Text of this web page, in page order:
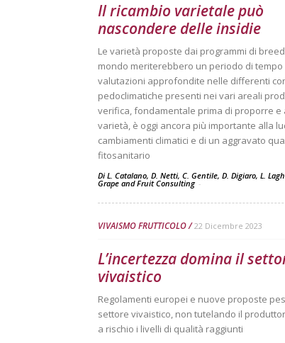
Il ricambio varietale può
nascondere delle insidie
Le varietà proposte dai programmi di
mondo meriterebbero un periodo di
valutazioni approfondite nelle differenti
pedoclimatiche presenti nei vari areali
verifica, fondamentale prima di proporre e
varietà, è oggi ancora più importante alla
cambiamenti climatici e di un aggravato
fitosanitario
Di L. Catalano, D. Netti, C. Gentile, D. Digiaro, L.
Grape and Fruit Consulting -
VIVAISMO FRUTTICOLO 22 Dicembre 2023
L’incertezza domina il
vivaistico
Regolamenti europei e nuove proposte
settore vivaistico, non tutelando il
a rischio i livelli di qualità raggiunti